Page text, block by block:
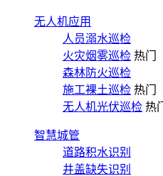
无人机应用
人员溺水巡检
火灾烟雾巡检 热门
森林防火巡检
施工裸土巡检 热门
无人机光伏巡检 热门
智慧城管
道路积水识别
井盖缺失识别